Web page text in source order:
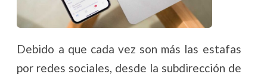
Debido a que cada vez son más las estafas
por redes sociales, desde la subdirección de